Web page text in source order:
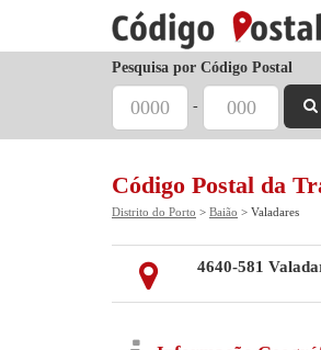
Pesquisa por Código Postal
-
Código Postal da
Distrito do Porto > Baião > Valadares
4640-581